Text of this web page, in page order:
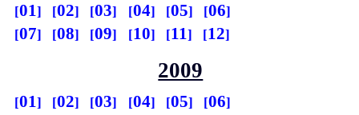
01 02 03 04 05
06
07
08 09 10 11 12
2009
01 02 03 04 05
06